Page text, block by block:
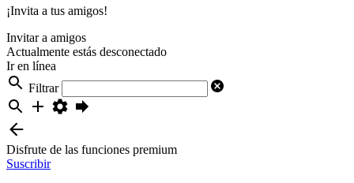
¡Invita a tus amigos!
Invitar a amigos
Actualmente estás desconectado
Ir en línea
Filtrar
Disfrute de las funciones premium
Suscribir